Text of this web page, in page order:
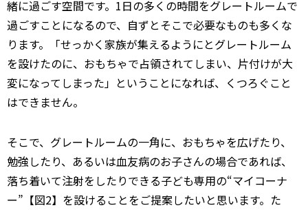
緒に過ごす空間です。1日の多くの時間をグレートルームで
過ごすことになるので、自ずとそこで必要なものも多くな
ります。「せっかく家族が集えるようにとグレートルーム
を設けたのに、おもちゃで占領されてしまい、片付けが大
変になってしまった」ということになれば、くつろぐこと
はできません。
そこで、グレートルームの一角に、おもちゃを広げたり、
勉強したり、あるいは血友病のお子さんの場合であれば、
落ち着いて注射をしたりできる子ども専用の“マイコーナ
ー”【図2】を設けることをご提案したいと思います。た